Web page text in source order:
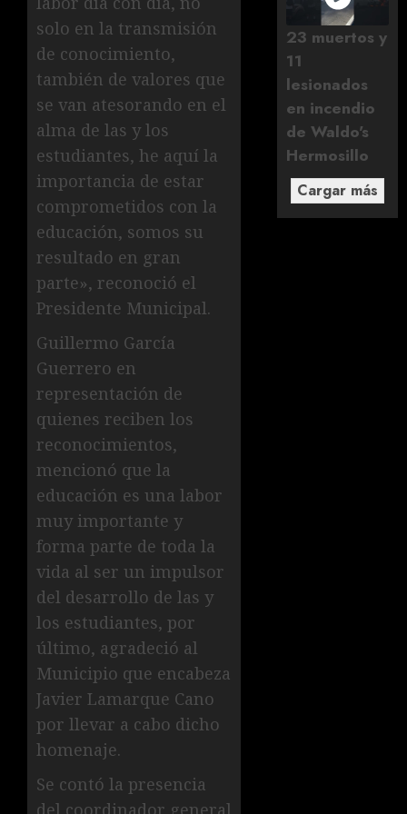
solo en la transmisión
de conocimiento,
también de valores que
se van atesorando en el
alma de las y los
estudiantes, he aquí la
importancia de estar
comprometidos con la
educación, somos su
resultado en gran
parte», reconoció el
Presidente Municipal.
Guillermo García
Guerrero en
representación de
quienes reciben los
reconocimientos,
mencionó que la
educación es una labor
muy importante y
forma parte de toda la
vida al ser un impulsor
del desarrollo de las y
los estudiantes, por
último, agradeció al
Municipio que encabeza
Javier Lamarque Cano
por llevar a cabo dicho
homenaje.
Se contó la presencia
del coordinador general
23 muertos y
11
lesionados
en incendio
de Waldo's
Hermosillo
Cargar más